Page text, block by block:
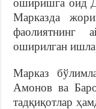
Марказда
фаолиятнинг
оширилган
Марказ
Амонов ва
тадқиқотлар